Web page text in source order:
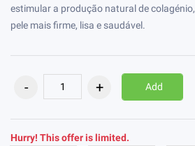
estimular a produção natural de
pele mais firme, lisa e saudável.
Add
Hurry! This offer is limited.